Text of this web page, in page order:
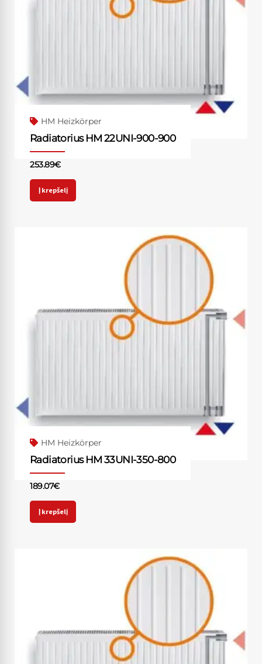
HM Heizkörper
Radiatorius HM 22UNI-900-900
253.89€
Į krepšelį
HM Heizkörper
Radiatorius HM 33UNI-350-800
189.07€
Į krepšelį